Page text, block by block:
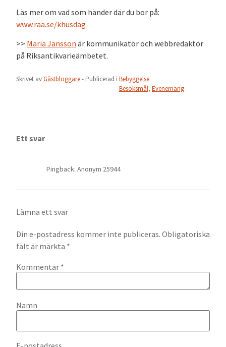
Läs mer om vad som händer där du bor på:
www.raa.se/khusdag
>> Maria Jansson är kommunikatör och webbredaktör
på Riksantikvarieämbetet.
Skrivet avGästbloggare- Publicerad i Bebyggelse
Besöksmål, Evenemang
Ett svar
Pingback: Anonym 25944
Lämna ett svar
Din e-postadress kommer inte publiceras. Obligatoriska
fält är märkta *
Kommentar *
Namn